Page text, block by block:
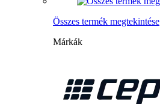
Összes termék megtekintése
Márkák